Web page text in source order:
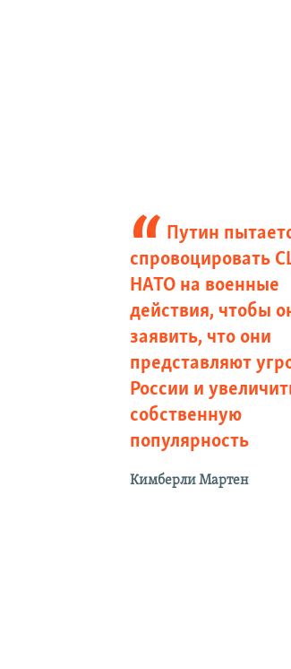
Путин
спровоцировать
НАТО на военные
действия, чтобы
заявить, что они
представляют
России и
собственную
популярность
Кимберли Мартен